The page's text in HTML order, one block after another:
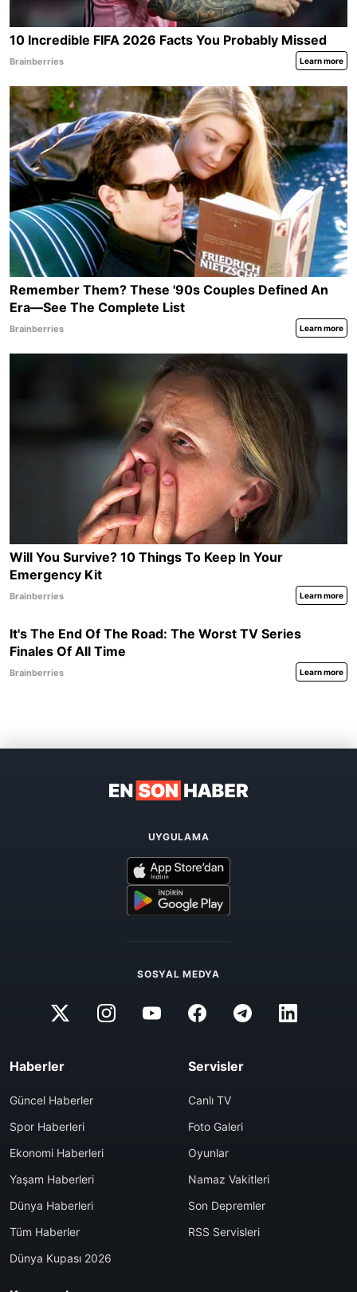
UYGULAMA
SOSYAL MEDYA
Haberler
Güncel Haberler
Spor Haberleri
Ekonomi Haberleri
Yaşam Haberleri
Dünya Haberleri
Tüm Haberler
Dünya Kupası 2026
Servisler
Canlı TV
Foto Galeri
Oyunlar
Namaz Vakitleri
Son Depremler
RSS Servisleri